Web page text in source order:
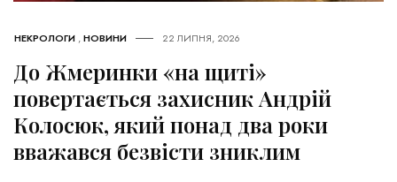
НЕКРОЛОГИ ,НОВИНИ 22 ЛИПНЯ, 2026
До Жмеринки «на щиті»
повертається захисник Андрій
Колосюк, який понад два роки
вважався безвісти зниклим